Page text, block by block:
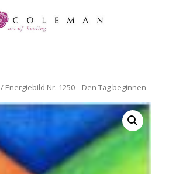
/ Energiebild Nr. 1250 – Den Tag beginnen